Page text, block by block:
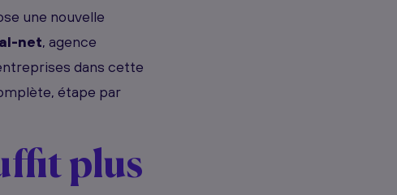
une nouvelle
net, agence
dans cette
étape par
plus